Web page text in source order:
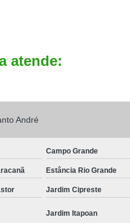
atende:
André
Campo Grande
Estância Rio Grande
Jardim Cipreste
Jardim Itapoan